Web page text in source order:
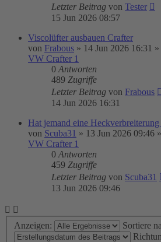
Letzter Beitrag von Tester
15 Jun 2026 08:57
Viscolüfter ausbauen Crafter
von Frabous » 14 Jun 2026 16:31
VW Crafter 1
0 Antworten
489 Zugriffe
Letzter Beitrag von Frabous
14 Jun 2026 16:31
Hat jemand eine
von Scuba31 » 13 Jun 2026 09:46
VW Crafter 1
0 Antworten
459 Zugriffe
Letzter Beitrag von Scuba31
13 Jun 2026 09:46
Anzeigen:
Sortiere